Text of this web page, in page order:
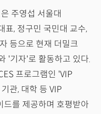
주영섭 서울대
표, 정구민 국민대 교수,
등으로 현재 더밀크
'기자'로 활동하고 있다.
프로그램인 'VIP
관, 대학 등 VIP
드를 제공하며 호평받아